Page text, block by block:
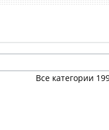
Все категории